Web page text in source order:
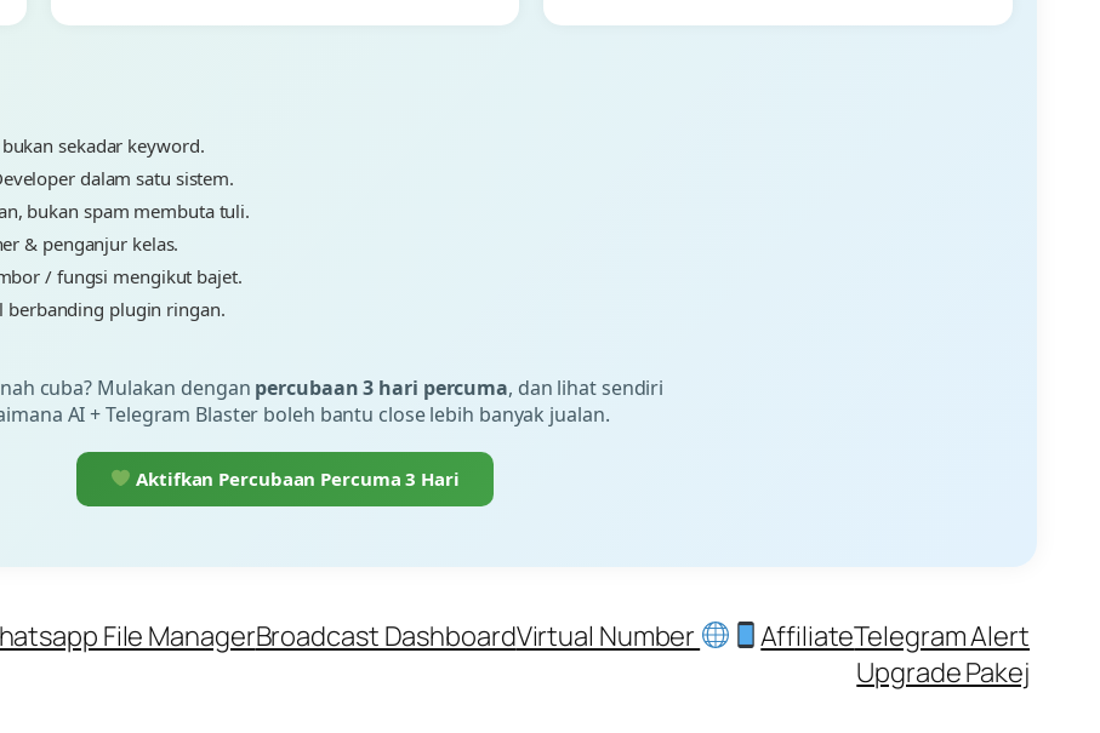
sekadar keyword.
dalam satu sistem.
bukan spam membuta tuli.
& penganjur kelas.
/ fungsi mengikut bajet.
berbanding plugin ringan.
cuba? Mulakan dengan percubaan 3 hari percuma, dan lihat sendiri
AI + Telegram Blaster boleh bantu close lebih banyak jualan.
Aktifkan Percubaan Percuma 3 Hari
File ManagerBroadcast DashboardVirtual Number AffiliateTelegram Alert
Upgrade Pakej